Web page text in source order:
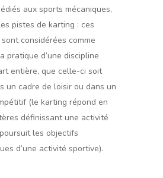
aux sports mécaniques,
pistes de karting : ces
considérées comme
pratique d’une discipline
entière, que celle-ci soit
un cadre de loisir ou dans un
(le karting répond en
définissant une activité
les objectifs
d’une activité sportive).